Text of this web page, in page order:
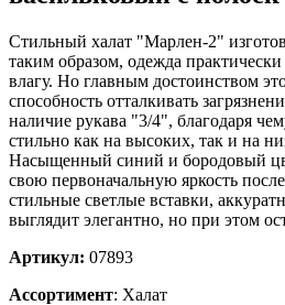
Стильный халат "Марлен-2"
таким образом, одежда
влагу. Но главным достоинством
способность отталкивать
наличие рукава "3/4", благодаря
стильно как на высоких, так и на
Насыщенный синий и бородовый
свою первоначальную яркость
стильные светлые вставки,
выглядит элегантно, но при этом
Артикул: 07893
Ассортимент: Халат